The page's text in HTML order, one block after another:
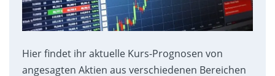
Hier findet ihr aktuelle Kurs-Prognosen von
angesagten Aktien aus verschiedenen Bereichen